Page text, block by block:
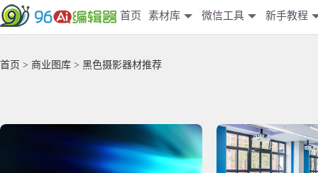
首页 素材库 微信工具 新手教程
首页 > 商业图库 > 黑色摄影器材推荐